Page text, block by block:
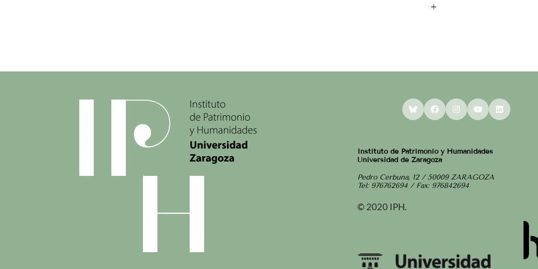
+
BlueskyFacebookInstagram
YouTube
Instituto de Patrimonio y Humanidades
Universidad de Zaragoza
Pedro Cerbuna, 12 / 50009 ZARAGOZA
Tel: 976762694 / Fax: 976842694
© 2020 IPH.